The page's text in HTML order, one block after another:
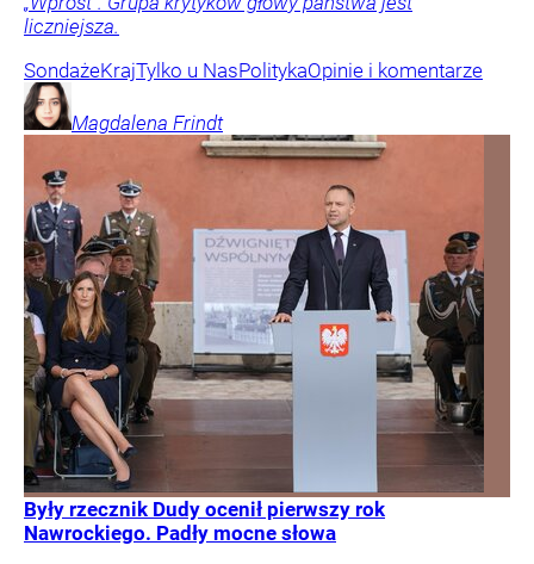
liczniejsza.
SondażeKrajTylko u NasPolitykaOpinie i komentarze
Magdalena Frindt
Były rzecznik Dudy ocenił pierwszy rok
Nawrockiego. Padły mocne słowa